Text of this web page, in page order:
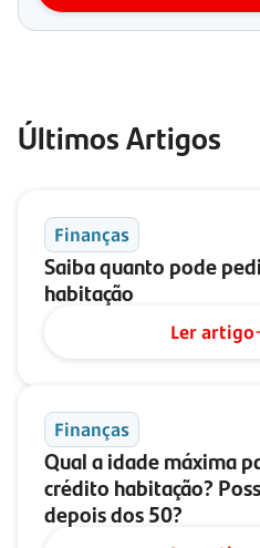
Últimos Artigos
Finanças
Saiba quanto pode
habitação
Ler artigo
Finanças
Qual a idade máxima
crédito habitação?
depois dos 50?